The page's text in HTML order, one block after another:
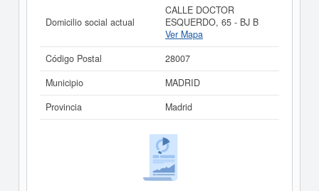
Domicilio social actual
CALLE DOCTOR
ESQUERDO, 65 - BJ B
Ver Mapa
Código Postal
28007
Municipio
MADRID
Provincia
Madrid